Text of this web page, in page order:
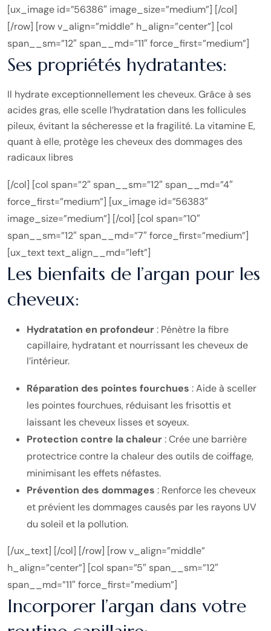
[ux_image id=”56386″ image_size=”medium”] [/col]
[/row] [row v_align=”middle” h_align=”center”] [col
span__sm=”12″ span__md=”11″ force_first=”medium”]
Ses propriétés hydratantes:
Il hydrate exceptionnellement les cheveux. Grâce à ses
acides gras, elle scelle l’hydratation dans les follicules
pileux, évitant la sécheresse et la fragilité. La vitamine E,
quant à elle, protège les cheveux des dommages des
radicaux libres
[/col] [col span=”2″ span__sm=”12″ span__md=”4″
force_first=”medium”] [ux_image id=”56383″
image_size=”medium”] [/col] [col span=”10″
span__sm=”12″ span__md=”7″ force_first=”medium”]
[ux_text text_align__md=”left”]
Les bienfaits de l’argan pour les
cheveux:
Hydratation en profondeur: Pénètre la fibre
capillaire, hydratant et nourrissant les cheveux de
l’intérieur.
Réparation des pointes fourchues : Aide à sceller
les pointes fourchues, réduisant les frisottis et
laissant les cheveux lisses et soyeux.
Protection contre la chaleur: Crée une barrière
protectrice contre la chaleur des outils de coiffage,
minimisant les effets néfastes.
Prévention des dommages : Renforce les cheveux
et prévient les dommages causés par les rayons UV
du soleil et la pollution.
[/ux_text] [/col] [/row] [row v_align=”middle”
h_align=”center”] [col span=”5″ span__sm=”12″
span__md=”11″ force_first=”medium”]
Incorporer l’argan dans votre